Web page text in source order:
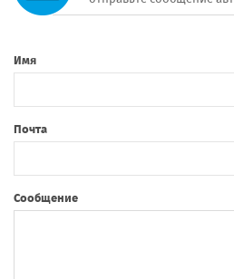
Имя
Почта
Сообщение